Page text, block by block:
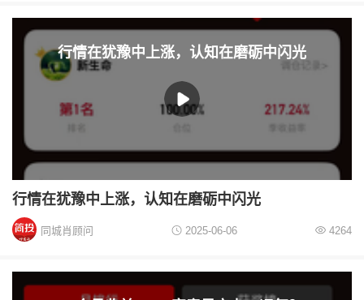
行情在犹豫中上涨，认知在磨砺中闪光
行情在犹豫中上涨，认知在磨砺中闪光
同城肖顾问 2025-06-06 4264